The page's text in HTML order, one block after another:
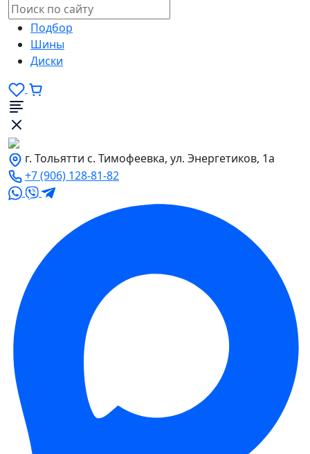
Подбор
Шины
Диски
г. Тольятти с. Тимофеевка, ул. Энергетиков, 1а
+7 (906) 128-81-82